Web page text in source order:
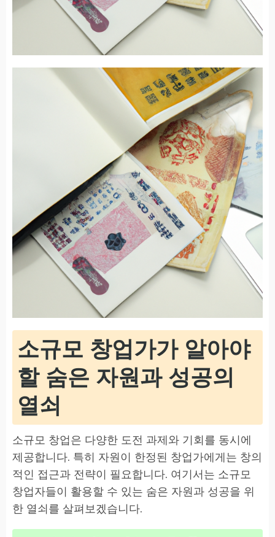
소규모 창업가가 알아야
할 숨은 자원과 성공의
열쇠
소규모 창업은 다양한 도전 과제와 기회를 동시에
제공합니다. 특히 자원이 한정된 창업가에게는 창의
적인 접근과 전략이 필요합니다. 여기서는 소규모
창업자들이 활용할 수 있는 숨은 자원과 성공을 위
한 열쇠를 살펴보겠습니다.